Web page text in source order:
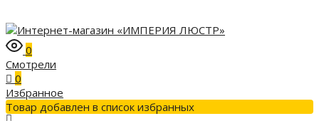
0
Смотрели
0
Избранное
Товар добавлен в список избранных